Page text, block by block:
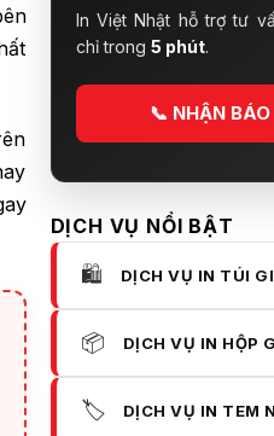
In Việt Nhật hỗ trợ tư
chỉ trong 5 phút.
📞 NHẬN
DỊCH VỤ NỔI BẬT
🛍️ DỊCH VỤ IN TÚI
📦 DỊCH VỤ IN HỘP
🏷️ DỊCH VỤ IN TEM